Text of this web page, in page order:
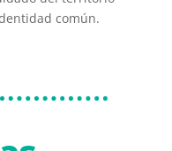
común.